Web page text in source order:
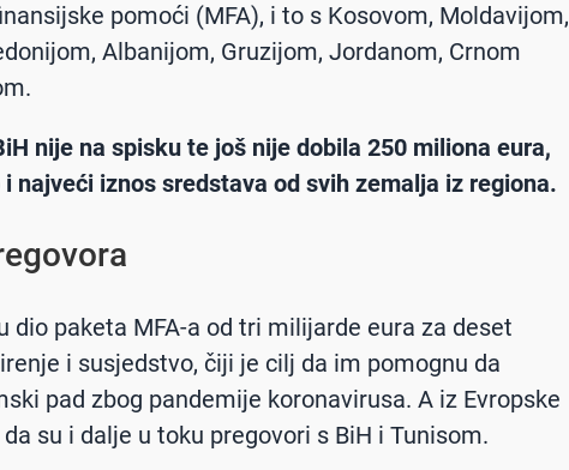
pomoći (MFA), i to s Kosovom, Moldavijom,
Albanijom, Gruzijom, Jordanom, Crnom
nije na spisku te još nije dobila 250 miliona eura,
najveći iznos sredstava od svih zemalja iz regiona.
dio paketa MFA-a od tri milijarde eura za deset
i susjedstvo, čiji je cilj da im pomognu da
pad zbog pandemije koronavirusa. A iz Evropske
su i dalje u toku pregovori s BiH i Tunisom.